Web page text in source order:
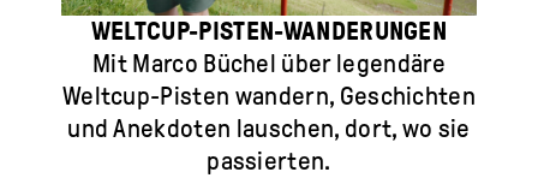
WELTCUP-PISTEN-WANDERUNGEN
Mit Marco Büchel über legendäre
Weltcup-Pisten wandern, Geschichten
und Anekdoten lauschen, dort, wo sie
passierten.